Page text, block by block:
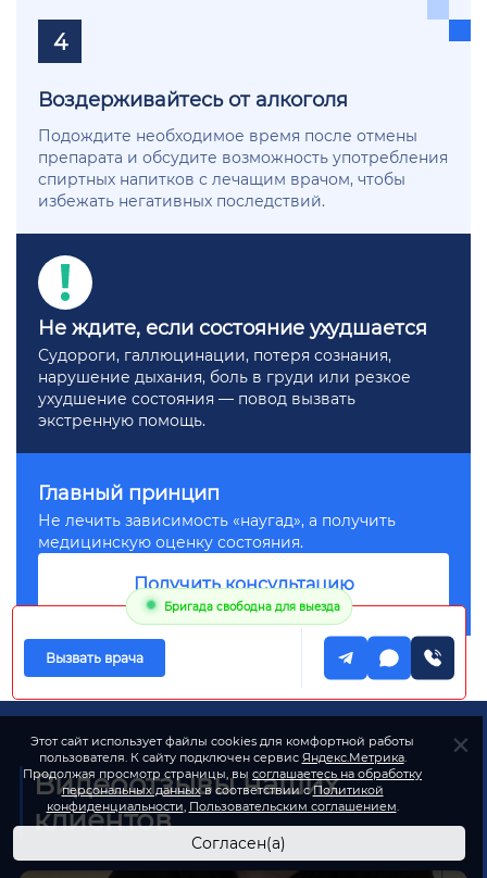
4
Воздерживайтесь от алкоголя
Подождите необходимое время после отмены
препарата и обсудите возможность употребления
спиртных напитков с лечащим врачом, чтобы
избежать негативных последствий.
Не ждите, если состояние ухудшается
Судороги, галлюцинации, потеря сознания,
нарушение дыхания, боль в груди или резкое
ухудшение состояния — повод вызвать
экстренную помощь.
Главный принцип
Не лечить зависимость «наугад», а получить
медицинскую оценку состояния.
Получить консультацию
Видеоотзывы наших
клиентов
Этот сайт использует файлы cookies для комфортной работы
пользователя. К сайту подключен сервис Яндекс.Метрика.
Продолжая просмотр страницы, высоглашаетесь на обработку
персональных данныхв соответствии сПолитикой
конфиденциальности, Пользовательским соглашением.
Согласен(а)
Бригада свободна для выезда
Вызвать врача